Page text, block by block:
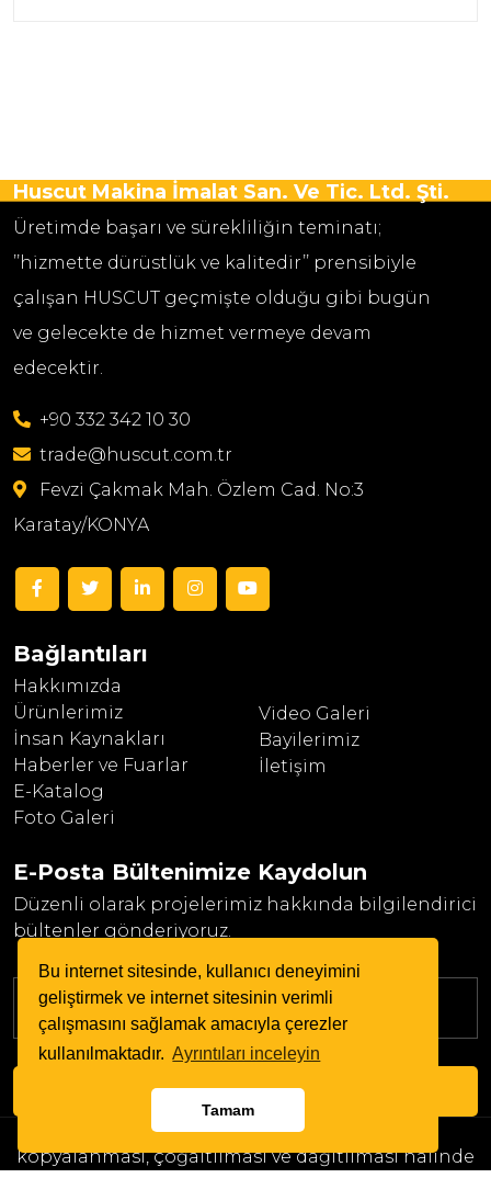
Bu internet sitesinde, kullanıcı deneyimini
geliştirmek ve internet sitesinin verimli
çalışmasını sağlamak amacıyla çerezler
kullanılmaktadır. Ayrıntıları inceleyin
Tamam
Huscut Makina İmalat San. Ve Tic. Ltd. Şti.
Üretimde başarı ve sürekliliğin teminatı;
’’hizmette dürüstlük ve kalitedir’’ prensibiyle
çalışan HUSCUT geçmişte olduğu gibi bugün
ve gelecekte de hizmet vermeye devam
edecektir.
+90 332 342 10 30
trade@huscut.com.tr
Fevzi Çakmak Mah. Özlem Cad. No:3
Karatay/KONYA
Bağlantıları
Hakkımızda
Ürünlerimiz
İnsan Kaynakları
Haberler ve Fuarlar
E-Katalog
Foto Galeri
Video Galeri
Bayilerimiz
İletişim
E-Posta Bültenimize Kaydolun
Düzenli olarak projelerimiz hakkında bilgilendirici
bültenler gönderiyoruz.
GÖNDER VE KAYDOL
Copyright © 2024. Her Hakkı Saklıdır.
kopyalanması, çoğaltılması ve dağıtılması halinde